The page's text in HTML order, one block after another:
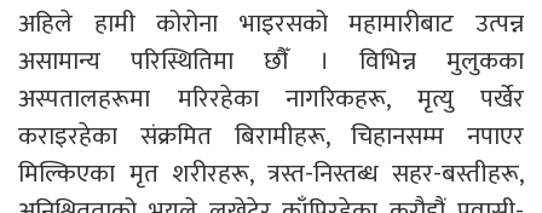
अहिले हामी कोरोना भाइरसको महामारीबाट उत्पन्न
असामान्य परिस्थितिमा छौँ । विभिन्न मुलुकका
अस्पतालहरूमा मरिरहेका नागरिकहरू, मृत्यु पर्खेर
कराइरहेका संक्रमित बिरामीहरू, चिहानसम्म नपाएर
मिल्किएका मृत शरीरहरू, त्रस्त-निस्तब्ध सहर-बस्तीहरू,